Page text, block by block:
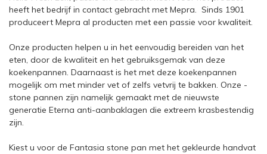
heeft het bedrijf in contact gebracht met Mepra. Sinds 1901
produceert Mepra al producten met een passie voor kwaliteit.
Onze producten helpen u in het eenvoudig bereiden van het
eten, door de kwaliteit en het gebruiksgemak van deze
koekenpannen. Daarnaast is het met deze koekenpannen
mogelijk om met minder vet of zelfs vetvrij te bakken. Onze -
stone pannen zijn namelijk gemaakt met de nieuwste
generatie Eterna anti-aanbaklagen die extreem krasbestendig
zijn.
Kiest u voor de Fantasia stone pan met het gekleurde handvat